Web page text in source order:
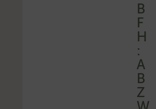
B
F
H
:
A
B
Z